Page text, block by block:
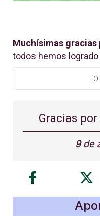
Muchísimas gracias
todos hemos
Gracias
9 de